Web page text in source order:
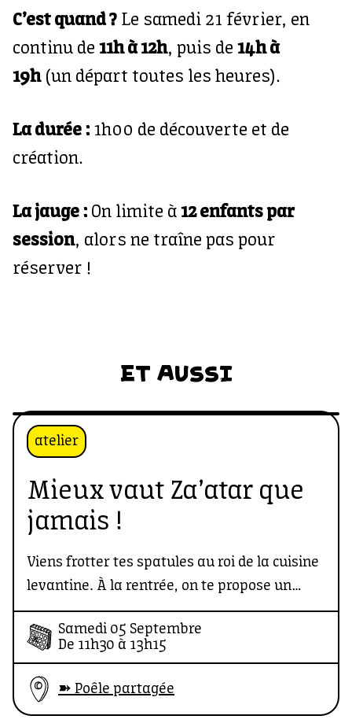
C’est quand ? Le samedi 21 février, en
continu de 11h à 12h, puis de 14h à
19h(un départ toutes les heures).
La durée : 1h00 de découverte et de
création.
La jauge : On limite à 12 enfants par
session, alors ne traîne pas pour
réserver !
ET AUSSI
atelier
Mieux vaut Za’atar que
jamais !
Viens frotter tes spatules au roi de la cuisine
levantine. À la rentrée, on te propose un
atelier gourmand qui va envoyer valser tes
vieux sel-poivre.
Samedi 05 Septembre
De 11h30 à 13h15
➽ Poêle partagée